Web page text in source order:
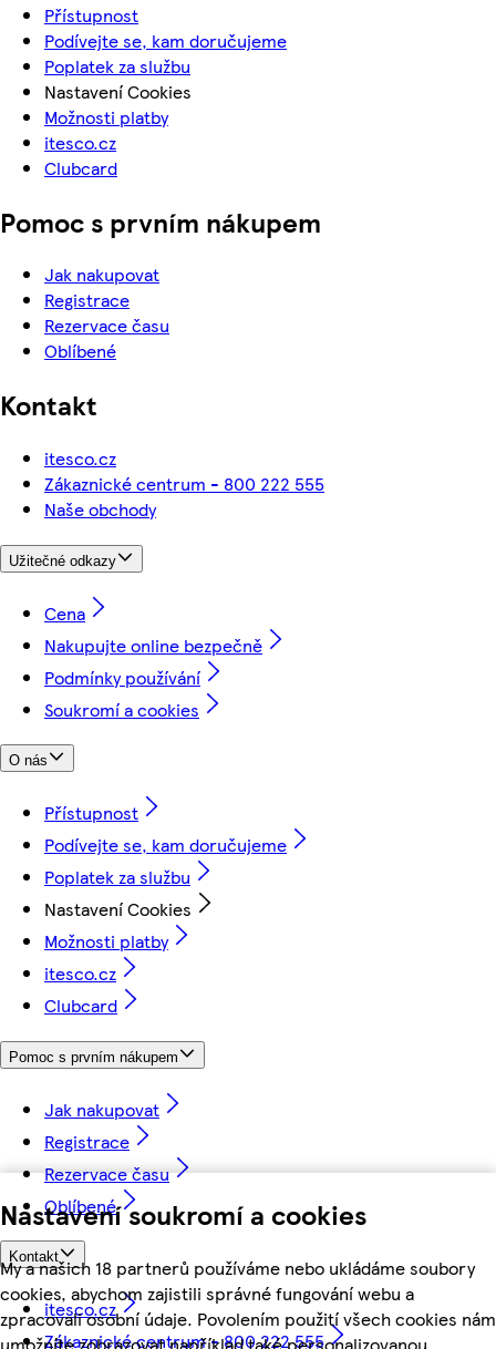
Nastavení soukromí a cookies
My a našich 18 partnerů používáme nebo ukládáme soubory
cookies, abychom zajistili správné fungování webu a
zpracovali osobní údaje. Povolením použití všech cookies nám
umožníte zobrazovat například také personalizovanou
Přístupnost
Podívejte se, kam doručujeme
Poplatek za službu
Nastavení Cookies
Možnosti platby
itesco.cz
Clubcard
Pomoc s prvním nákupem
Jak nakupovat
Registrace
Rezervace času
Oblíbené
Kontakt
itesco.cz
Zákaznické centrum - 800 222 555
Naše obchody
Užitečné odkazy
Cena
Nakupujte online bezpečně
Podmínky používání
Soukromí a cookies
O nás
Přístupnost
Podívejte se, kam doručujeme
Poplatek za službu
Nastavení Cookies
Možnosti platby
itesco.cz
Clubcard
Pomoc s prvním nákupem
Jak nakupovat
Registrace
Rezervace času
Oblíbené
Kontakt
itesco.cz
Zákaznické centrum - 800 222 555